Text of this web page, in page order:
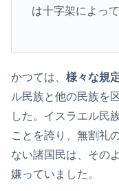
は十字架によっ
かつては、 様々な規
ル民族と他の民族を
した。イスラエル民
ことを誇り、無割礼
ない諸国民は、その
嫌っていました。